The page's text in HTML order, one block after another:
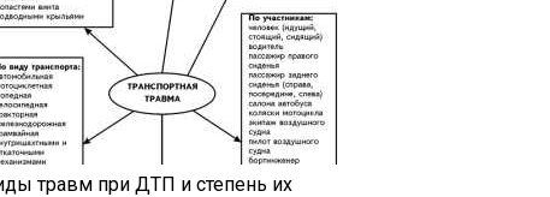
травм при ДТП и степень их